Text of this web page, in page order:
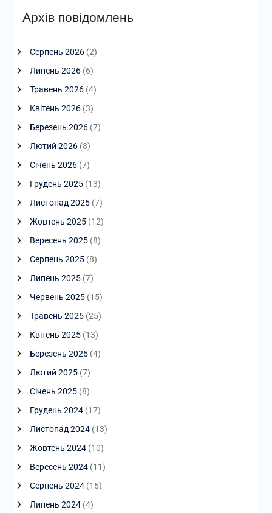
Архів повідомлень
Серпень 2026(2)
Липень 2026(6)
Травень 2026(4)
Квітень 2026(3)
Березень 2026(7)
Лютий 2026(8)
Січень 2026(7)
Грудень 2025(13)
Листопад 2025(7)
Жовтень 2025(12)
Вересень 2025(8)
Серпень 2025(8)
Липень 2025(7)
Червень 2025(15)
Травень 2025(25)
Квітень 2025(13)
Березень 2025(4)
Лютий 2025(7)
Січень 2025(8)
Грудень 2024(17)
Листопад 2024(13)
Жовтень 2024(10)
Вересень 2024(11)
Серпень 2024(15)
Липень 2024(4)